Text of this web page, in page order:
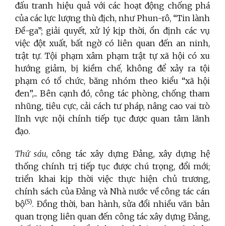
đấu tranh hiệu quả với các hoạt động chống phá
của các lực lượng thù địch, như Phun-rô, “Tin lành
Đề-ga”; giải quyết, xử lý kịp thời, ổn định các vụ
việc đột xuất, bất ngờ có liên quan đến an ninh,
trật tự. Tội phạm xâm phạm trật tự xã hội có xu
hướng giảm, bị kiềm chế, không để xảy ra tội
phạm có tổ chức, băng nhóm theo kiểu “xã hội
đen”,... Bên cạnh đó, công tác phòng, chống tham
nhũng, tiêu cực, cải cách tư pháp, nâng cao vai trò
lĩnh vực nội chính tiếp tục được quan tâm lãnh
đạo.
Thứ sáu, công tác xây dựng Đảng, xây dựng hệ
thống chính trị tiếp tục được chú trọng, đổi mới;
triển khai kịp thời việc thực hiện chủ trương,
chính sách của Đảng và Nhà nước về công tác cán
bộ(5). Đồng thời, ban hành, sửa đổi nhiều văn bản
quan trọng liên quan đến công tác xây dựng Đảng,